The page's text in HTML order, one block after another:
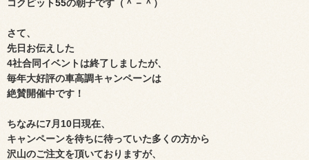
コクピット55の朝子です（＾－＾）
さて、
先日お伝えした
4社合同イベントは終了しましたが、
毎年大好評の車高調キャンペーンは
絶賛開催中です！
ちなみに7月10日現在、
キャンペーンを待ちに待っていた多くの方から
沢山のご注文を頂いておりますが、